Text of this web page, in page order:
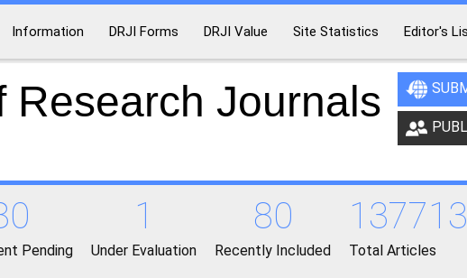
Information DRJI Forms DRJI Value Site Statistics Editor's
Research Journals
Pending
1
Under Evaluation
80
Recently Included
137713
Total Articles